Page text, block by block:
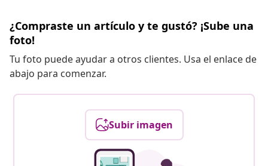
¿Compraste un artículo y te gustó? ¡Sube una
foto!
Tu foto puede ayudar a otros clientes. Usa el enlace de
abajo para comenzar.
Subir imagen